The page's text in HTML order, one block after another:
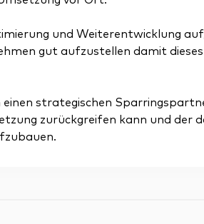
und Weiterentwicklung
gut aufzustellen damit
strategischen
zurückgreifen kann und der